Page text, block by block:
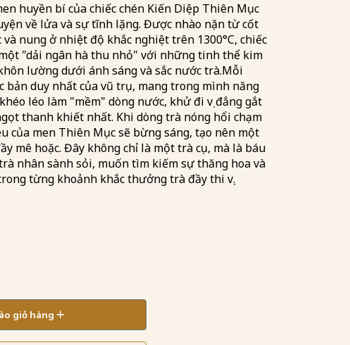
huyền bí của chiếc chén Kiến Diệp Thiên Mục
về lửa và sự tĩnh lặng. Được nhào nặn từ cốt
nung ở nhiệt độ khắc nghiệt trên 1300°C, chiếc
"dải ngân hà thu nhỏ" với những tinh thể kim
lường dưới ánh sáng và sắc nước trà. ​Mỗi
bản duy nhất của vũ trụ, mang trong mình năng
léo làm "mềm" dòng nước, khử đi vị đắng gắt
thanh khiết nhất. Khi dòng trà nóng hổi chạm
của men Thiên Mục sẽ bừng sáng, tạo nên một
mê hoặc. Đây không chỉ là một trà cụ, mà là báu
nhân sành sỏi, muốn tìm kiếm sự thăng hoa và
từng khoảnh khắc thưởng trà đầy thi vị.
giỏ hàng